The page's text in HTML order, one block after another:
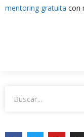
mentoring gratuita con